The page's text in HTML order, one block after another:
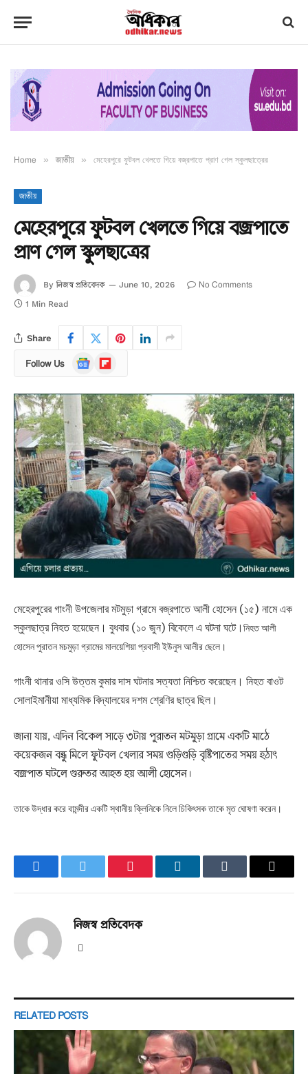
Home » জাতীয় » মেহেরপুরে ফুটবল খেলতে গিয়ে বজ্রপাতে প্রাণ গেল স্কুলছাত্রের
জাতীয়
মেহেরপুরে ফুটবল খেলতে গিয়ে বজ্রপাতে
প্রাণ গেল স্কুলছাত্রের
By নিজস্ব প্রতিবেদক June 10, 2026 No Comments
1 Min Read
Share
Follow Us
Google
News
Flipboard
মেহেরপুরের গাংনী উপজেলার মটমুড়া গ্রামে বজ্রপাতে আলী হোসেন (১৫) নামে এক
স্কুলছাত্র নিহত হয়েছেন। বুধবার (১০ জুন) বিকেলে এ ঘটনা ঘটে। নিহত আলী
হোসেন পুরাতন মচমুড়া গ্রামের মালয়েশিয়া প্রবাসী ইউনুস আলীর ছেলে।
গাংনী থানার ওসি উত্তম কুমার দাস ঘটনার সত্যতা নিশ্চিত করেছেন। নিহত বাওট
সোলাইমানীয়া মাধ্যমিক বিদ্যালয়ের দশম শ্রেণির ছাত্র ছিল।
জানা যায়, এদিন বিকেল সাড়ে ৩টায় পুরাতন মটমুড়া গ্রামে একটি মাঠে
কয়েকজন বন্ধু মিলে ফুটবল খেলার সময় গুড়িগুড়ি বৃষ্টিপাতের সময় হঠাৎ
বজ্রপাত ঘটলে গুরুতর আহত হয় আলী হোসেন।
তাকে উদ্ধার করে বামন্দীর একটি স্থানীয় ক্লিনিকে নিলে চিকিৎসক তাকে মৃত ঘোষণা করেন।
FacebookTwitter PinterestLinkedInTumblr Email
নিজস্ব প্রতিবেদক
RELATED POSTS